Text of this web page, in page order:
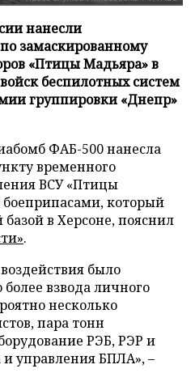
нанесли
замаскированному
«Птицы Мадьяра» в
беспилотных систем
группировки «Днепр»
ФАБ-500 нанесла
временного
ВСУ «Птицы
который
в Херсоне, пояснил
.
было
взвода личного
несколько
пара тонн
РЭБ, РЭР и
и управления БПЛА», –